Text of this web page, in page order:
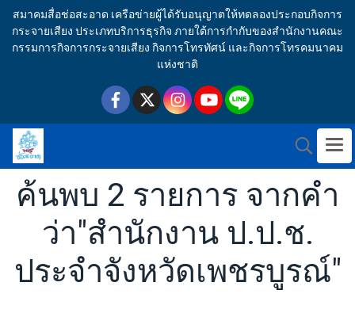
สมาคมสื่อช่อสะอาด เครือข่ายผู้ได้รับอนุญาตให้ทดลองประกอบกิจการ
กระจายเสียง ประเภทบริการธุรกิจ ภายใต้การกำกับของสำนักงานคณะ
กรรมการกิจการกระจายเสียง กิจการโทรทัศน์ และกิจการโทรคมนาคม
แห่งชาติ
ค้นพบ 2 รายการ จากคำ
ว่า"สำนักงาน ป.ป.ช.
ประจำจังหวัดเพชรบูรณ์"